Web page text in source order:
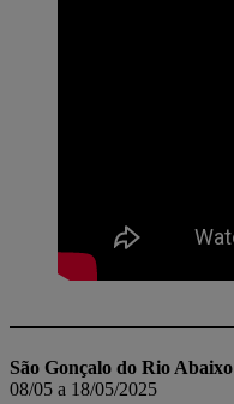
São Gonçalo do Rio Abaixo
08/05 a 18/05/2025